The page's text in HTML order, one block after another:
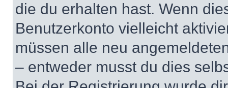
die du erhalten hast. Wenn
Benutzerkonto vielleicht
müssen alle neu
– entweder musst du dies